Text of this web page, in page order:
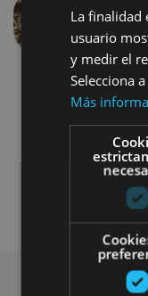
Previous
Camino de
La finalidad
usuario
y medir el
Selecciona
Más